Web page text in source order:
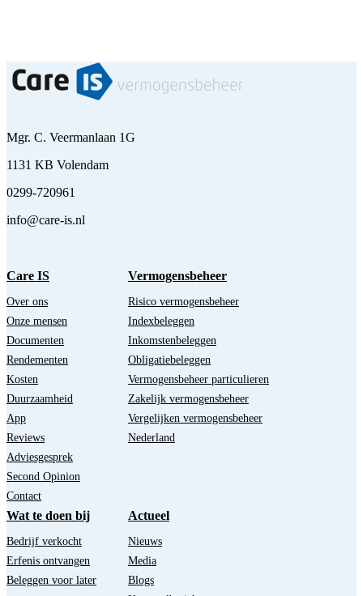
Mgr. C. Veermanlaan 1G
1131 KB Volendam
0299-720961
info@care-is.nl
Care IS
Over ons
Onze mensen
Documenten
Rendementen
Kosten
Duurzaamheid
App
Reviews
Adviesgesprek
Second Opinion
Contact
Vermogensbeheer
Risico vermogensbeheer
Indexbeleggen
Inkomstenbeleggen
Obligatiebeleggen
Vermogensbeheer particulieren
Zakelijk vermogensbeheer
Vergelijken vermogensbeheer
Nederland
Wat te doen bij
Bedrijf verkocht
Erfenis ontvangen
Beleggen voor later
Actueel
Nieuws
Media
Blogs